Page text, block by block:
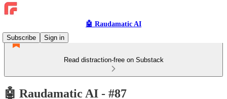
🤖 Raudamatic AI
Subscribe
Sign in
Read distraction-free on Substack
🤖 Raudamatic AI - #87